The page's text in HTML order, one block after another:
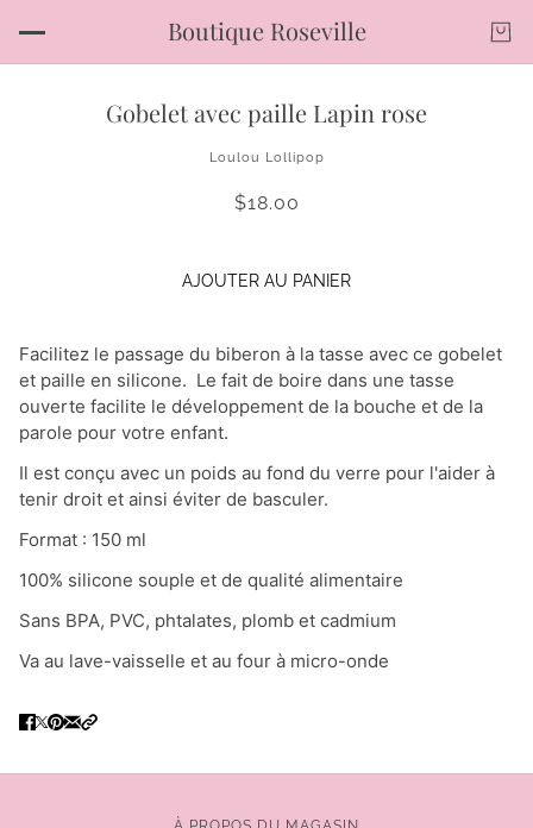
Boutique Roseville
Gobelet avec paille Lapin rose
Loulou Lollipop
$18.00
AJOUTER AU PANIER
Facilitez le passage du biberon à la tasse avec ce gobelet
et paille en silicone. Le fait de boire dans une tasse
ouverte facilite le développement de la bouche et de la
parole pour votre enfant.
Il est conçu avec un poids au fond du verre pour l'aider à
tenir droit et ainsi éviter de basculer.
Format : 150 ml
100% silicone souple et de qualité alimentaire
Sans BPA, PVC, phtalates, plomb et cadmium
Va au lave-vaisselle et au four à micro-onde